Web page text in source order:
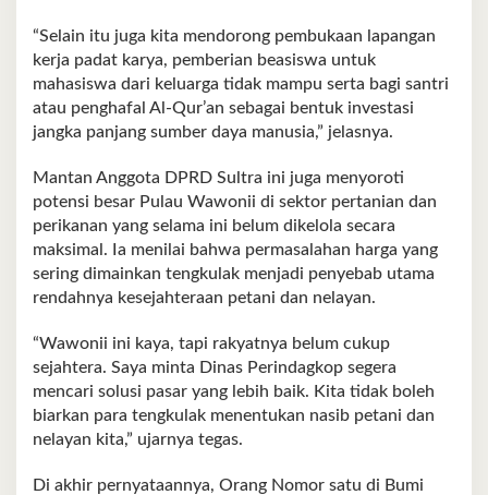
“Selain itu juga kita mendorong pembukaan lapangan
kerja padat karya, pemberian beasiswa untuk
mahasiswa dari keluarga tidak mampu serta bagi santri
atau penghafal Al-Qur’an sebagai bentuk investasi
jangka panjang sumber daya manusia,” jelasnya.
Mantan Anggota DPRD Sultra ini juga menyoroti
potensi besar Pulau Wawonii di sektor pertanian dan
perikanan yang selama ini belum dikelola secara
maksimal. Ia menilai bahwa permasalahan harga yang
sering dimainkan tengkulak menjadi penyebab utama
rendahnya kesejahteraan petani dan nelayan.
“Wawonii ini kaya, tapi rakyatnya belum cukup
sejahtera. Saya minta Dinas Perindagkop segera
mencari solusi pasar yang lebih baik. Kita tidak boleh
biarkan para tengkulak menentukan nasib petani dan
nelayan kita,” ujarnya tegas.
Di akhir pernyataannya, Orang Nomor satu di Bumi